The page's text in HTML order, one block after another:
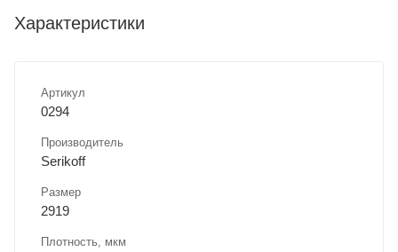
Характеристики
Артикул
0294
Производитель
Serikoff
Размер
2919
Плотность, мкм